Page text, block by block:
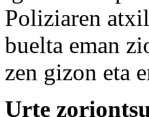
Poliziaren
buelta eman
zen gizon eta
Urte